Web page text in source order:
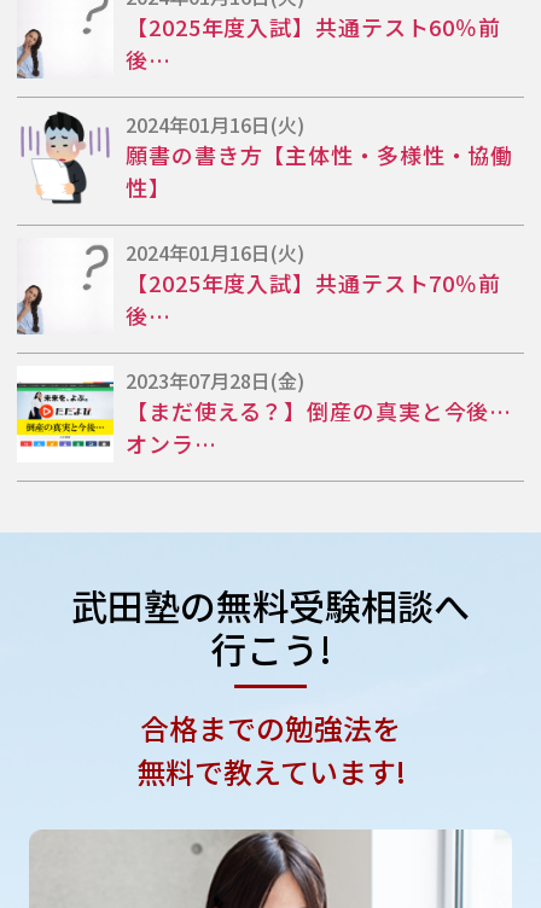
【2025年度入試】共通テスト60％前
後…
2024年01月16日(火)
願書の書き方【主体性・多様性・協働
性】
2024年01月16日(火)
【2025年度入試】共通テスト70％前
後…
2023年07月28日(金)
【まだ使える？】倒産の真実と今後…
オンラ…
武田塾の無料受験相談へ
行こう!
合格までの勉強法を
無料で教えています!